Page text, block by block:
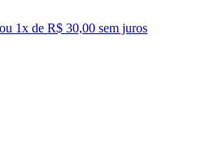
ou 1x de R$ 30,00 sem juros